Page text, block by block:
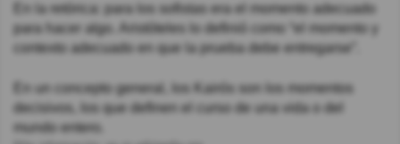
En la retórica: para los sofistas era el momento adecuado
para hacer algo. Aristóteles lo definió como “el momento y
contexto adecuado en que la prueba debe entregarse”.
En un concepto general, los Kairós son los momentos
decisivos, los que definen el curso de una vida o del
mundo entero.